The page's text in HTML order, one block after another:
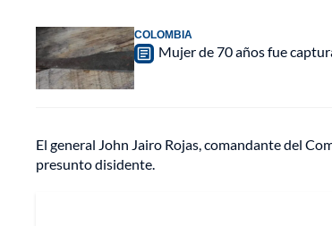
COLOMBIA
Mujer de 70 años fue
El general John Jairo Rojas, comandante del
presunto disidente.